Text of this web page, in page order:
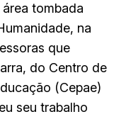
tombada
na
que
do Centro de
(Cepae)
seu trabalho